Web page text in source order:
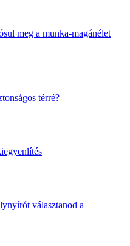
meg a munka-magánélet
térré?
választanod a